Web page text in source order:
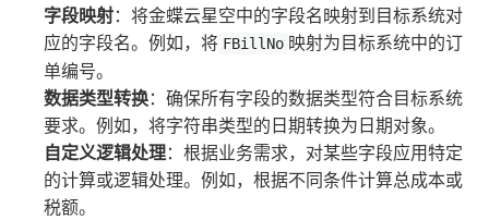
字段映射：将金蝶云星空中的字段名映射到目标系统对
应的字段名。例如，将 FBillNo 映射为目标系统中的订
单编号。
数据类型转换：确保所有字段的数据类型符合目标系统
要求。例如，将字符串类型的日期转换为日期对象。
自定义逻辑处理：根据业务需求，对某些字段应用特定
的计算或逻辑处理。例如，根据不同条件计算总成本或
税额。